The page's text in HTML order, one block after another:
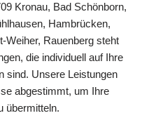
Kronau, Bad Schönborn,
Hambrücken,
Weiher, Rauenberg steht
die individuell auf Ihre
sind. Unsere Leistungen
abgestimmt, um Ihre
übermitteln.